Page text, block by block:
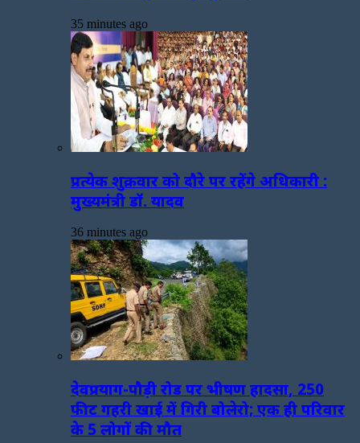
35 minutes ago
प्रत्येक शुक्रवार को दौरे पर रहेंगे अधिकारी :
मुख्यमंत्री डॉ. यादव
36 minutes ago
देवप्रयाग-पौड़ी रोड पर भीषण हादसा, 250
फीट गहरी खाई में गिरी बोलेरो; एक ही परिवार
के 5 लोगों की मौत